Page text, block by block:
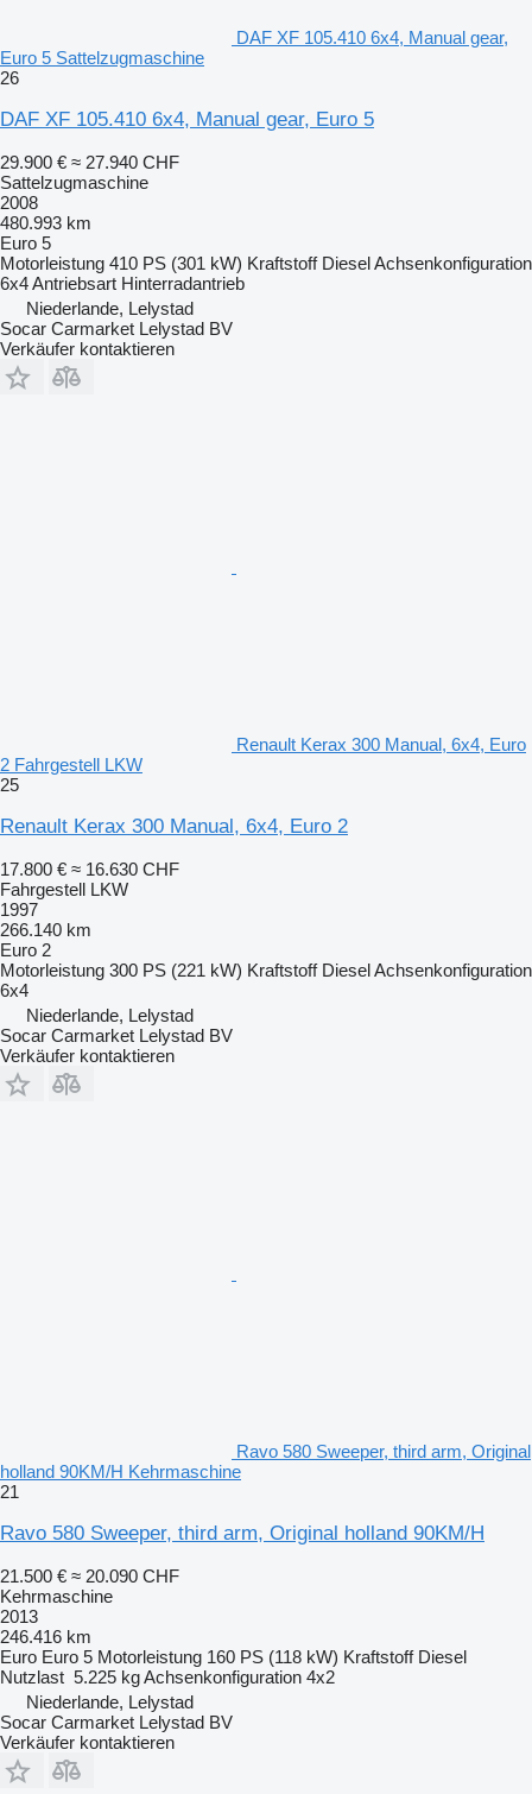
DAF XF 105.410 6x4, Manual gear,
Euro 5 Sattelzugmaschine
26
DAF XF 105.410 6x4, Manual gear, Euro 5
29.900 € ≈ 27.940 CHF
Sattelzugmaschine
2008
480.993 km
Euro 5
Motorleistung 410 PS (301 kW) Kraftstoff DieselAchsenkonfiguration
6x4Antriebsart Hinterradantrieb
Niederlande, Lelystad
Socar Carmarket Lelystad BV
Verkäufer kontaktieren
Renault Kerax 300 Manual, 6x4, Euro
2 Fahrgestell LKW
25
Renault Kerax 300 Manual, 6x4, Euro 2
17.800 € ≈ 16.630 CHF
Fahrgestell LKW
1997
266.140 km
Euro 2
Motorleistung 300 PS (221 kW) Kraftstoff DieselAchsenkonfiguration
6x4
Niederlande, Lelystad
Socar Carmarket Lelystad BV
Verkäufer kontaktieren
Ravo 580 Sweeper, third arm, Original
holland 90KM/H Kehrmaschine
21
Ravo 580 Sweeper, third arm, Original holland 90KM/H
21.500 € ≈ 20.090 CHF
Kehrmaschine
2013
246.416 km
Euro Euro 5 Motorleistung 160 PS (118 kW) Kraftstoff Diesel
Nutzlast 5.225 kgAchsenkonfiguration 4x2
Niederlande, Lelystad
Socar Carmarket Lelystad BV
Verkäufer kontaktieren